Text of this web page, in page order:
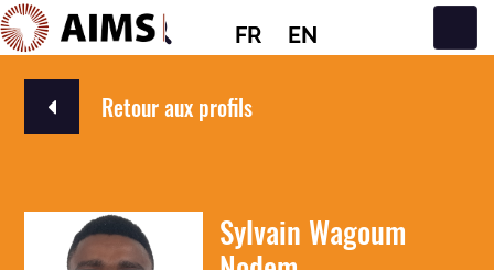
FR EN
Navigation principale
Retour aux profils
Sylvain Wagoum